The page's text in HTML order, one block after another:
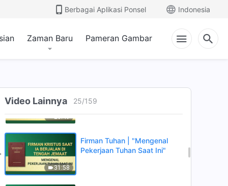
Berbagai Aplikasi Ponsel Indonesia
Zaman Baru Pameran Gambar
Video Lainnya 25/159
20:50
Kebenaran"
Firman Tuhan | "Engkau Harus
23:49
Firman Tuhan | "Hanya
Melakukan Kebenaranlah
31:58
Firman Tuhan | "Mengenal
Pekerjaan Tuhan Saat Ini"